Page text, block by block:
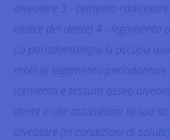
alveolare 3 - cemento
radice del dente) 4 - legamento
La parodontologia si occupa
molli (il legamento periodontale
(cemento e tessuto osseo
dente e che assicurano la sua
alveolare (in condizioni di